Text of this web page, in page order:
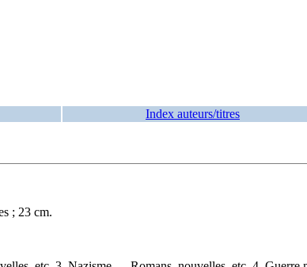
Index auteurs/titres
; 23 cm.